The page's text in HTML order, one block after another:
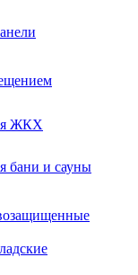
ЖКХ
бани и сауны